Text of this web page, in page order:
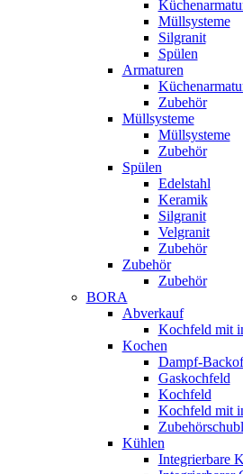
Müllsysteme
Silgranit
Spülen
Armaturen
Zubehör
Müllsysteme
Müllsysteme
Zubehör
Spülen
Edelstahl
Keramik
Silgranit
Velgranit
Zubehör
Zubehör
Zubehör
BORA
Abverkauf
Kochfeld mit
Kochen
Dampf-
Gaskochfeld
Kochfeld
Kochfeld mit
Kühlen
Integrierbare